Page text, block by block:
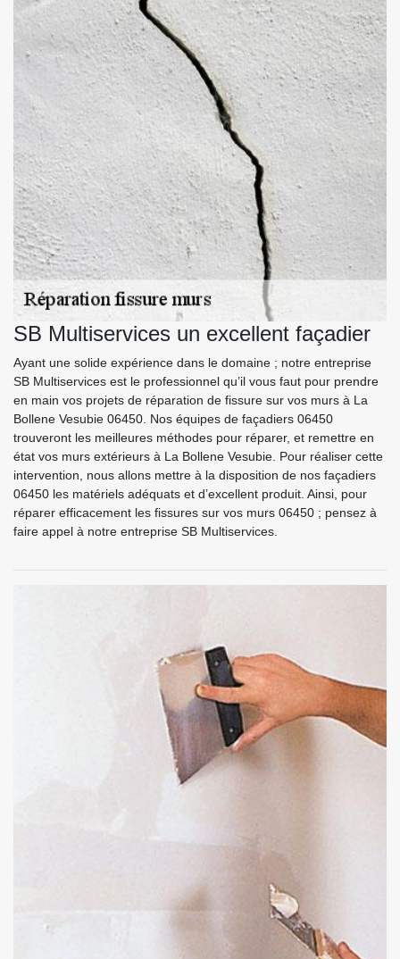
SB Multiservices un excellent façadier
Ayant une solide expérience dans le domaine ; notre entreprise
SB Multiservices est le professionnel qu’il vous faut pour prendre
en main vos projets de réparation de fissure sur vos murs à La
Bollene Vesubie 06450. Nos équipes de façadiers 06450
trouveront les meilleures méthodes pour réparer, et remettre en
état vos murs extérieurs à La Bollene Vesubie. Pour réaliser cette
intervention, nous allons mettre à la disposition de nos façadiers
06450 les matériels adéquats et d’excellent produit. Ainsi, pour
réparer efficacement les fissures sur vos murs 06450 ; pensez à
faire appel à notre entreprise SB Multiservices.